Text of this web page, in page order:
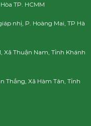
TP. HCMM
nhị, P. Hoàng Mai, TP Hà
Xã Thuận Nam, Tỉnh Khánh
Thắng, Xã Hàm Tân, Tỉnh